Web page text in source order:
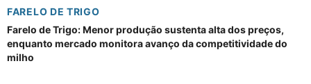
FARELO DE TRIGO
Farelo de Trigo: Menor produção sustenta alta dos preços,
enquanto mercado monitora avanço da competitividade do
milho